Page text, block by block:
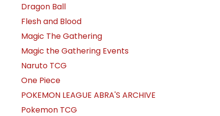
Dragon Ball
Flesh and Blood
Magic The Gathering
Magic the Gathering Events
Naruto TCG
One Piece
POKEMON LEAGUE ABRA'S ARCHIVE
Pokemon TCG